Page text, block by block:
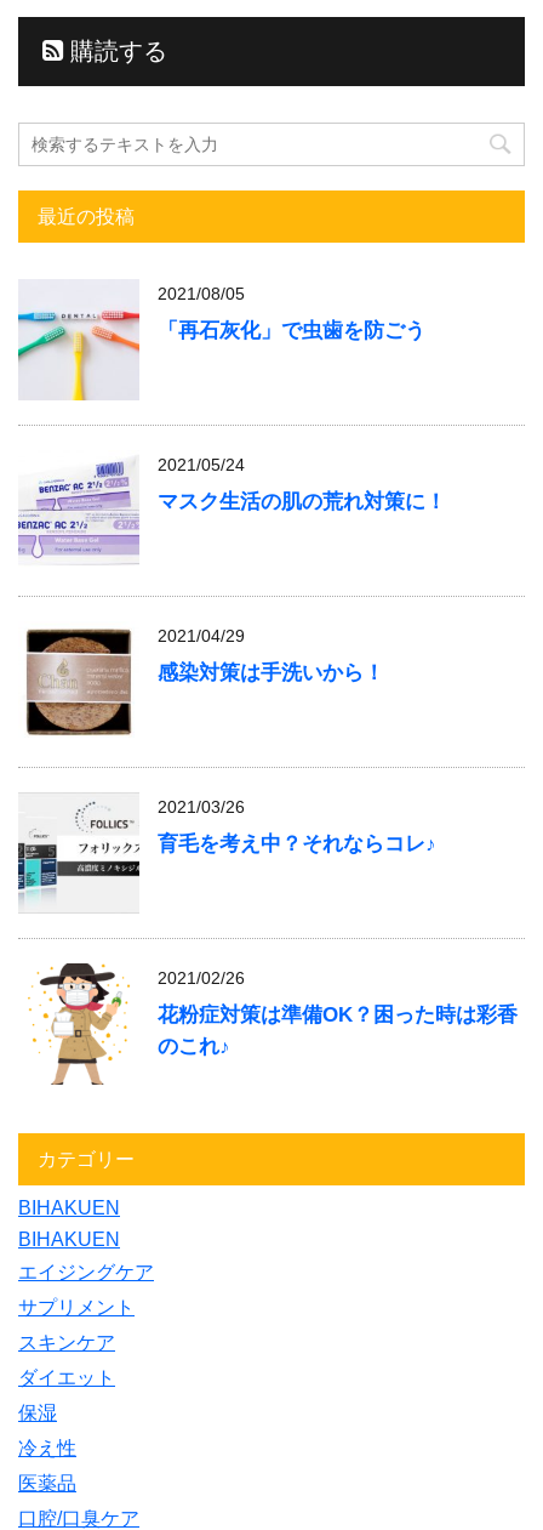
購読する
最近の投稿
2021/08/05
「再石灰化」で虫歯を防ごう
2021/05/24
マスク生活の肌の荒れ対策に！
2021/04/29
感染対策は手洗いから！
2021/03/26
育毛を考え中？それならコレ♪
2021/02/26
花粉症対策は準備OK？困った時は彩香
のこれ♪
カテゴリー
BIHAKUEN
BIHAKUEN
エイジングケア
サプリメント
スキンケア
ダイエット
保湿
冷え性
医薬品
口腔/口臭ケア